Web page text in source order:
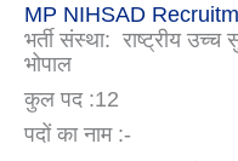
MP NIHSAD
भर्ती संस्था: राष्ट्रीय
भोपाल
कुल पद :12
पदों का नाम :-